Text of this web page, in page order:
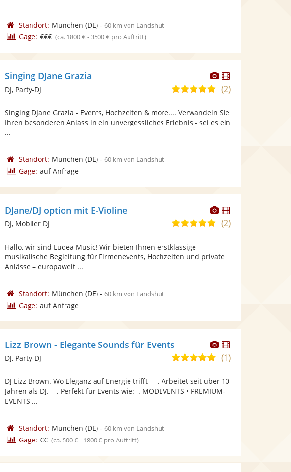
Standort: München (DE)- 60 km von Landshut
Gage: €€€ (ca. 1800 € - 3500 € pro Auftritt)
Dieser
Künstler
stellt
Fotos
bereit.
Dieser
Künstler
Singing DJane Grazia
5,0
5
Sternen
(2)
DJ, Party-DJ
Singing DJane Grazia - Events, Hochzeiten & more.... Verwandeln Sie
Ihren besonderen Anlass in ein unvergessliches Erlebnis - sei es ein
...
Standort: München (DE)- 60 km von Landshut
Gage: auf Anfrage
Dieser
Künstler
stellt
bereit.
Dieser
Künstler
DJane/DJ option mit E-Violine
5,0
Sternen
(2)
DJ, Mobiler DJ
Hallo, wir sind Ludea Music! Wir bieten Ihnen erstklassige
musikalische Begleitung für Firmenevents, Hochzeiten und private
Anlässe – europaweit ...
Standort: München (DE)- 60 km von Landshut
Gage: auf Anfrage
Dieser
Künstler
stellt
bereit.
Dieser
Künstler
Lizz Brown - Elegante Sounds für Events
5,0
5
Sternen
(1)
DJ, Party-DJ
DJ Lizz Brown. Wo Eleganz auf Energie trifft . Arbeitet seit über 10
Jahren als DJ. . Perfekt für Events wie: . MODEVENTS • PREMIUM-
EVENTS ...
Standort: München (DE)- 60 km von Landshut
Gage: €€ (ca. 500 € - 1800 € pro Auftritt)